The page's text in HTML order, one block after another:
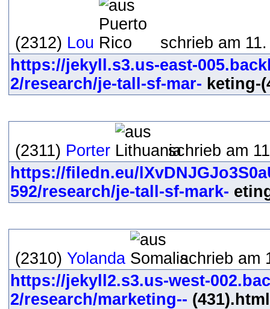
(2312) Lou
schrieb am
https://jekyll.s3.us-east-
2/research/je-tall-sf-mar- keting-
(2311) Porter
schrieb am
https://filedn.eu/
592/research/je-tall-sf-mark-
(2310) Yolanda
schrieb am
https://jekyll2.s3.us-west-
2/research/marketing--